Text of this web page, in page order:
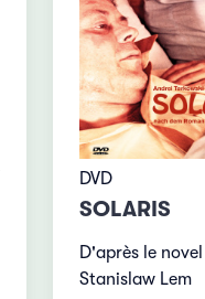
DVD
SOLARIS
D'après le
Stanislaw Lem